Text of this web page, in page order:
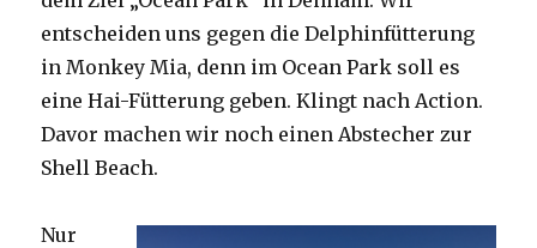
entscheiden uns gegen die Delphinfütterung
in Monkey Mia, denn im Ocean Park soll es
eine Hai-Fütterung geben. Klingt nach Action.
Davor machen wir noch einen Abstecher zur
Shell Beach.
Nur